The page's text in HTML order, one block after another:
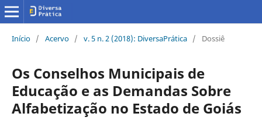
Início / Acervo / v. 5 n. 2 (2018): DiversaPrática / Dossiê
Os Conselhos Municipais de
Educação e as Demandas Sobre
Alfabetização no Estado de Goiás